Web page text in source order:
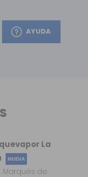
AYUDA
La
NUEVA
Marqués de